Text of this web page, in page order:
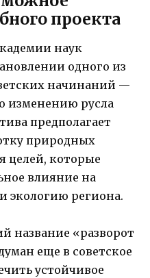
проекта
наук
одного из
начинаний —
изменению русла
предполагает
природных
целей, которые
влияние на
экологию региона.
название «разворот
еще в советское
устойчивое